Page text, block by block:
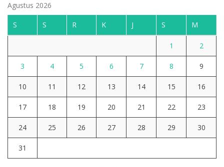
Agustus 2026
S S R K J S M
1 2
3 4 5 6 7 8 9
10 11 12 13 14 15 16
17 18 19 20 21 22 23
24 25 26 27 28 29 30
31